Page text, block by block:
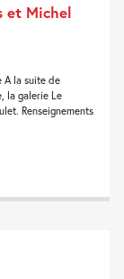
et Michel
A la suite de
la galerie Le
Renseignements